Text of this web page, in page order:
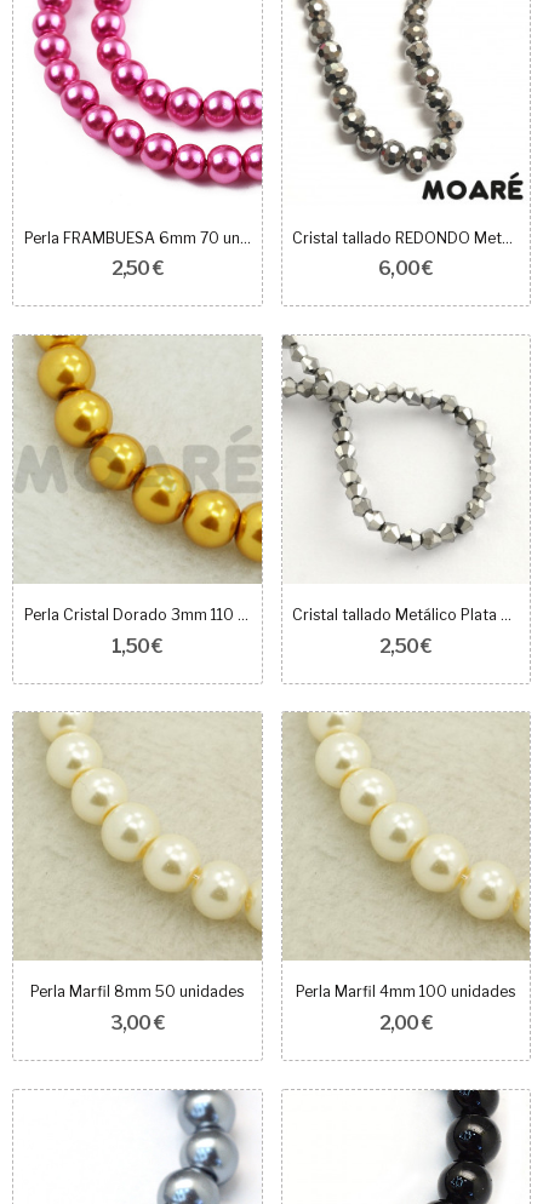
Perla FRAMBUESA 6mm 70 unidades
2,50 €
Cristal tallado REDONDO Metálico PLATA 6mm 90uds
6,00 €
Perla Cristal Dorado 3mm 110 unidades
1,50 €
Cristal tallado Metálico Plata 4mm 108uds
2,50 €
Perla Marfil 8mm 50 unidades
3,00 €
Perla Marfil 4mm 100 unidades
2,00 €